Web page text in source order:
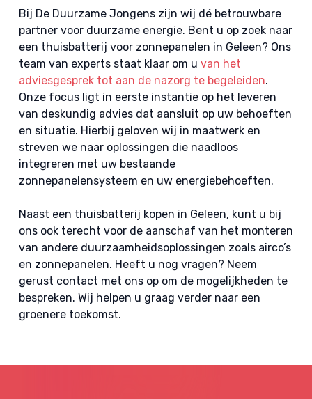
Bij De Duurzame Jongens zijn wij dé betrouwbare
partner voor duurzame energie. Bent u op zoek naar
een thuisbatterij voor zonnepanelen in Geleen? Ons
team van experts staat klaar om u van het
adviesgesprek tot aan de nazorg te begeleiden.
Onze focus ligt in eerste instantie op het leveren
van deskundig advies dat aansluit op uw behoeften
en situatie. Hierbij geloven wij in maatwerk en
streven we naar oplossingen die naadloos
integreren met uw bestaande
zonnepanelensysteem en uw energiebehoeften.
Naast een thuisbatterij kopen in Geleen, kunt u bij
ons ook terecht voor de aanschaf van het monteren
van andere duurzaamheidsoplossingen zoals airco’s
en zonnepanelen. Heeft u nog vragen? Neem
gerust contact met ons op om de mogelijkheden te
bespreken. Wij helpen u graag verder naar een
groenere toekomst.